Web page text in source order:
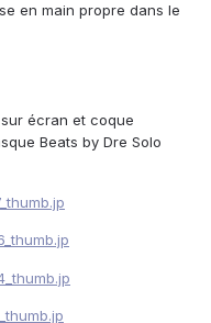
en main propre dans le
écran et coque
Beats by Dre Solo